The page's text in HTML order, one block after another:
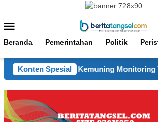
konten
Mobile
Beranda Pemerintahan Politik
Konten Spesial
Kemuning Monitoring Turnamen